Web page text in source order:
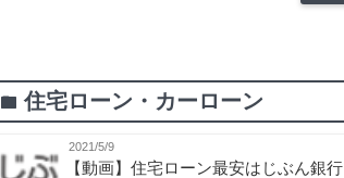
folder住宅ローン・カーローン
2021/5/9
【動画】住宅ローン最安はじぶん銀行